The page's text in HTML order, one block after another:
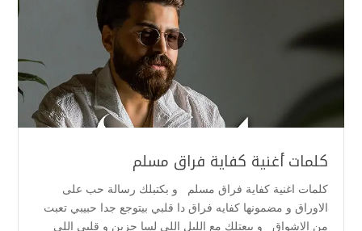
كلمات أغنية كفاية فراق مسلم
كلمات اغنية كفاية فراق مسلم و بكتبلك رسالة حب على
الاوراق ‎و مضمونها كفايه فراق ‎دا قلبي بيتوجع جدا ‎حبيبي تعبت
من الاشواق و ببعتلك مع الليل اللي لسا حزين ‎و قلبي اللي